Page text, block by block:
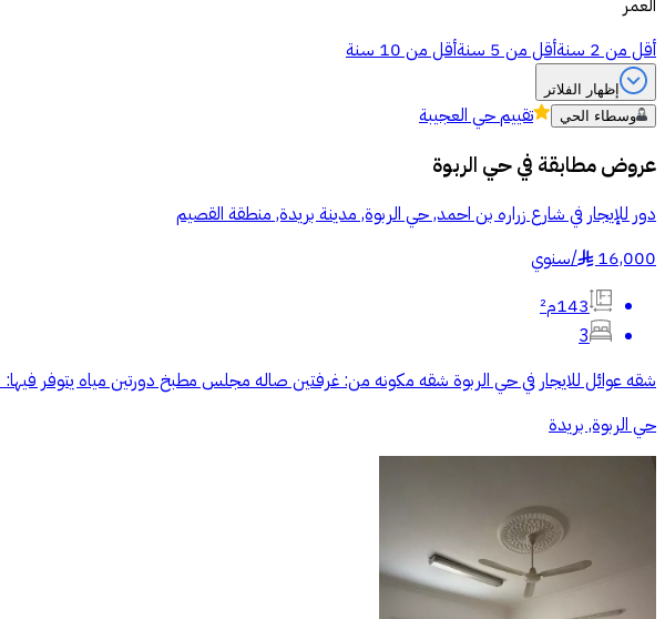
العمر
أقل من 2 سنة
أقل من 5 سنة أقل من 10 سنة
إظهار الفلاتر
وسطاء الحي
تقييمحي العجيبة
عروض مطابقة فيحي الربوة
دور للإيجار في شارع زراره بن احمد, حي الربوة, مدينة بريدة, منطقة القصيم
16,000
§
/سنوي
143م²
3
شقه عوائل للايجار في حي الربوة شقه مكونه من: غرفتين صاله مجلس مطبخ دورتين مياه يتوفر فيها: 4مكيفات شباك الايجار السنوني:16.000 التواصل عبر الواتس اب 0537615005 الصلال لتسويق وادارة العقارات
حي الربوة, بريدة